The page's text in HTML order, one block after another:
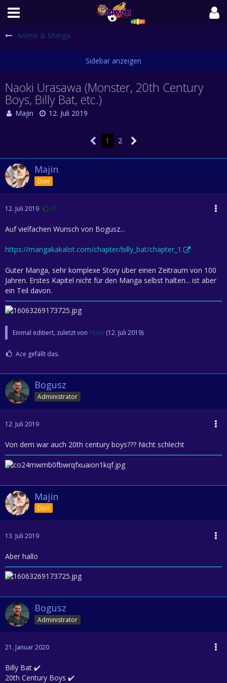
Anime & Manga
Naoki Urasawa (Monster, 20th Century
Boys, Billy Bat, etc.)
Majin 12. Juli 2019
1 2
Majin
Don
12. Juli 2019 +1
Auf vielfachen Wunsch von Bogusz...
https://mangakakalot.com/chapter/billy_bat/chapter_1
Guter Manga, sehr komplexe Story über einen Zeitraum von 100
Jahren. Erstes Kapitel nicht für den Manga selbst halten... ist aber
ein Teil davon.
Einmal editiert, zuletzt von Majin (12. Juli 2019)
Ace gefällt das.
Bogusz
Administrator
12. Juli 2019
Von dem war auch 20th century boys??? Nicht schlecht
Majin
Don
13. Juli 2019
Aber hallo
Bogusz
Administrator
21. Januar 2020
Billy Bat ✔️
20th Century Boys ✔️